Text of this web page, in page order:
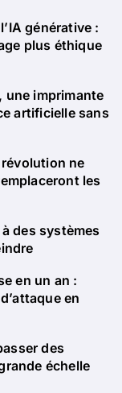
générative :
plus éthique
une imprimante
artificielle sans
ne
les
des systèmes
en un an :
en
des
échelle